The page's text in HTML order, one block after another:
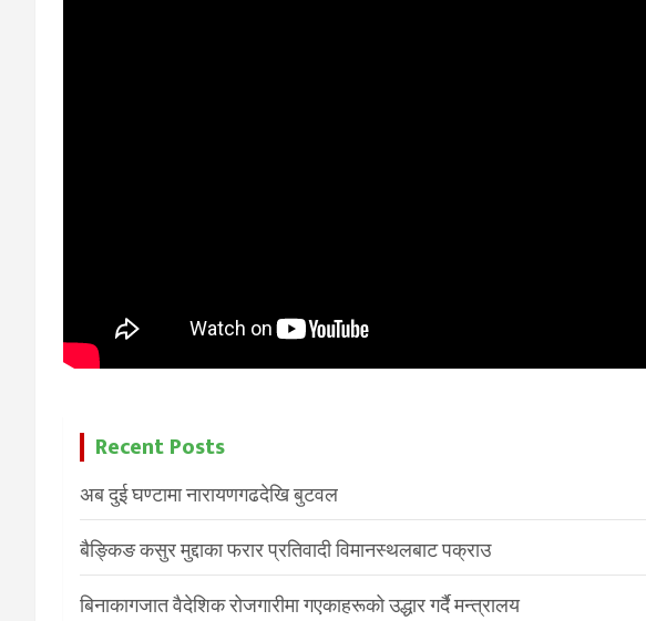
Recent Posts
अब दुई घण्टामा नारायणगढदेखि बुटवल
बैङ्किङ कसुर मुद्दाका फरार प्रतिवादी विमानस्थलबाट पक्राउ
बिनाकागजात वैदेशिक रोजगारीमा गएकाहरूको उद्धार गर्दै मन्त्रालय